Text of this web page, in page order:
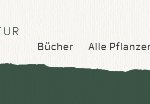
Bücher Alle